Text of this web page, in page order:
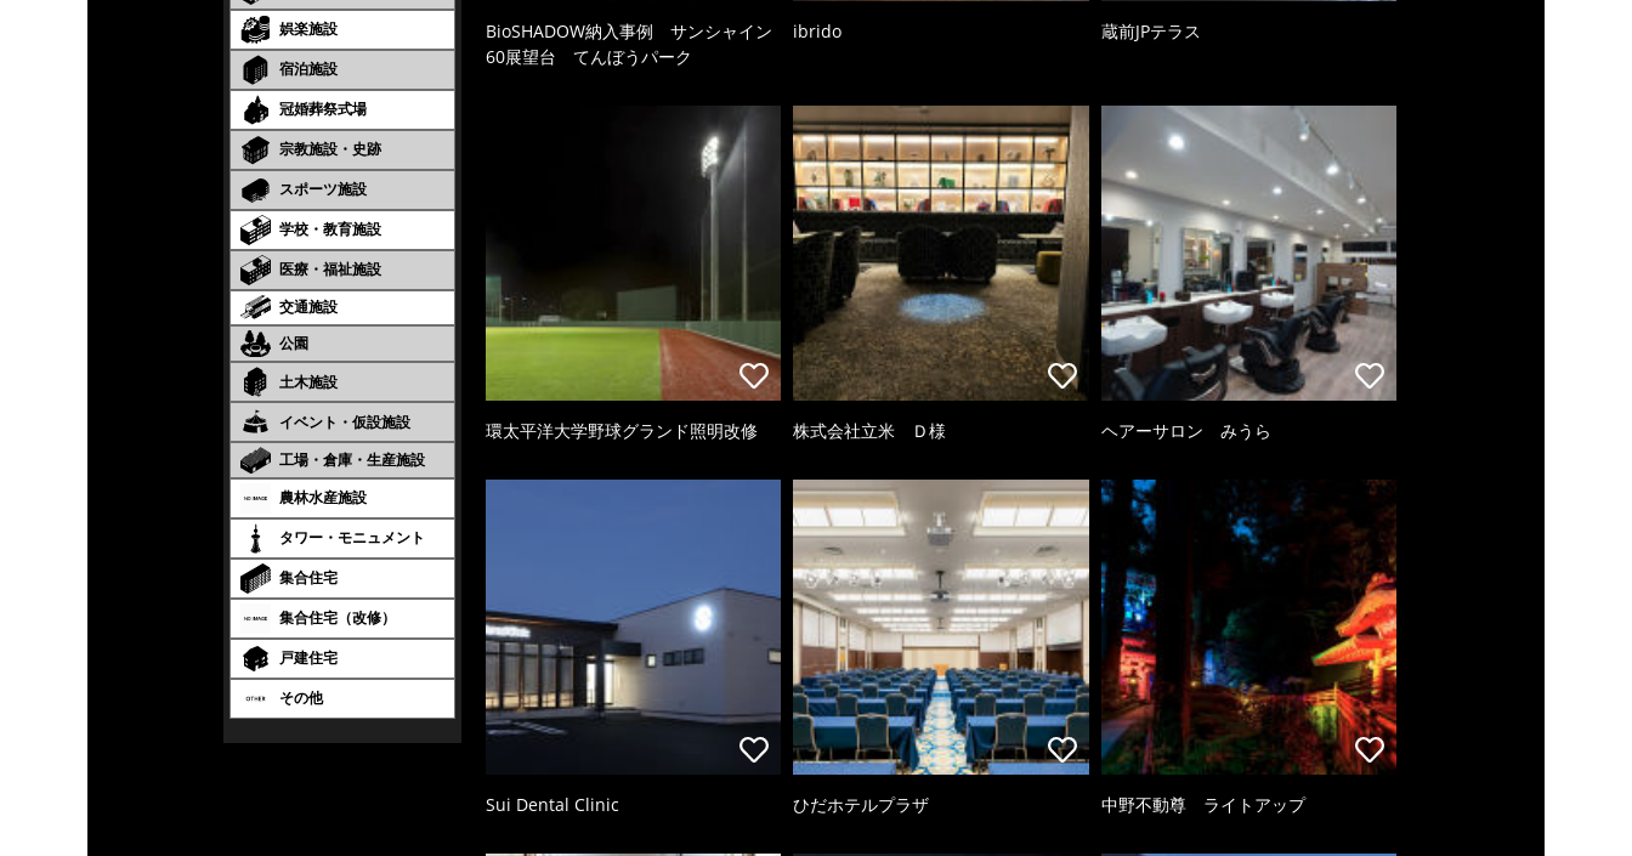
娯楽施設
宿泊施設
冠婚葬祭式場
宗教施設・史跡
スポーツ施設
学校・教育施設
医療・福祉施設
交通施設
公園
土木施設
イベント・仮設施設
工場・倉庫・生産施設
農林水産施設
タワー・モニュメント
集合住宅
集合住宅（改修）
戸建住宅
その他
BioSHADOW納入事例 サンシャイン
60展望台 てんぼうパーク
ibrido 蔵前JPテラス
環太平洋大学野球グランド照明改修 株式会社立米 Ｄ様 ヘアーサロン みうら
Sui Dental Clinic ひだホテルプラザ 中野不動尊 ライトアップ